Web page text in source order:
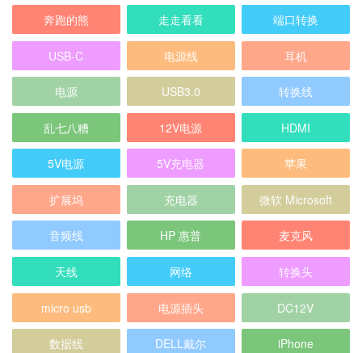
奔跑的熊 走走看看 端口转换
USB-C 电源线 耳机
电源 USB3.0 转换线
乱七八糟 12V电源 HDMI
5V电源 5V充电器 苹果
扩展坞 充电器 微软 Microsoft
音频线 HP 惠普 麦克风
天线 网络 转换头
micro usb 电源插头 DC12V
数据线 DELL戴尔 iPhone